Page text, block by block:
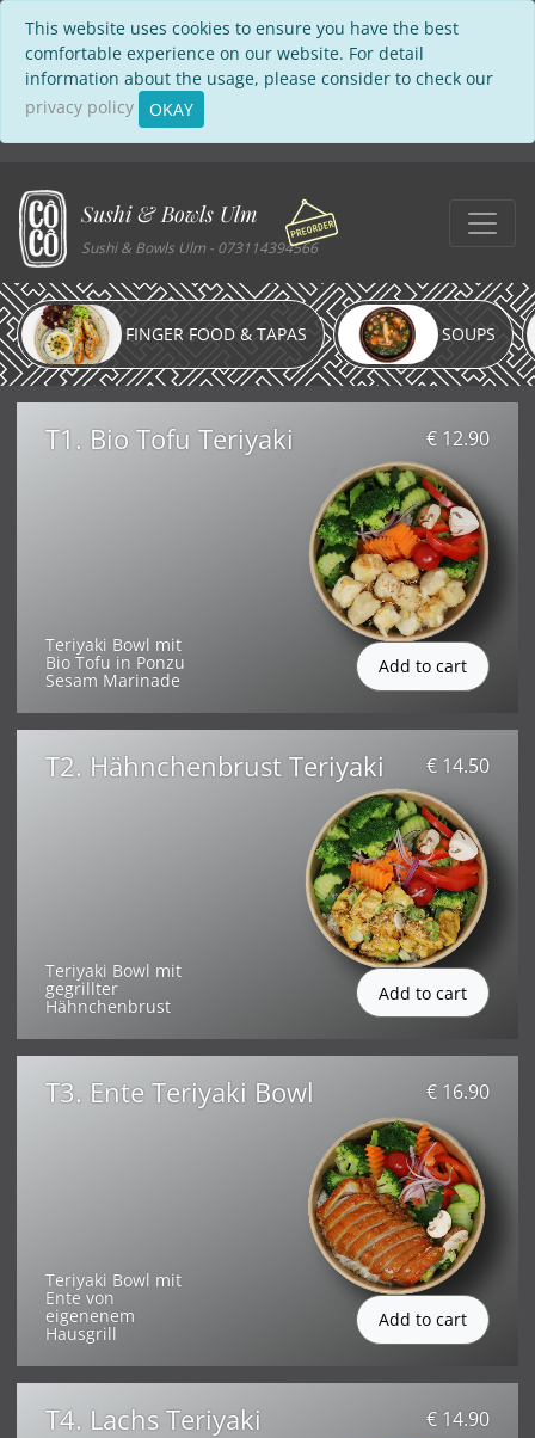
This website uses cookies to ensure you have the best
comfortable experience on our website. For detail
information about the usage, please consider to check our
privacy policy
OKAY
Sushi & Bowls Ulm
Sushi & Bowls Ulm - 073114394566
FINGER FOOD & TAPAS SOUPS
Teriyaki Bowl mit
Bio Tofu in Ponzu
Sesam Marinade
T1. Bio Tofu Teriyaki € 12.90
Teriyaki Bowl mit
gegrillter
Hähnchenbrust
T2. Hähnchenbrust Teriyaki € 14.50
Teriyaki Bowl mit
Ente von
eigenenem
Hausgrill
T3. Ente Teriyaki Bowl € 16.90
T4. Lachs Teriyaki € 14.90